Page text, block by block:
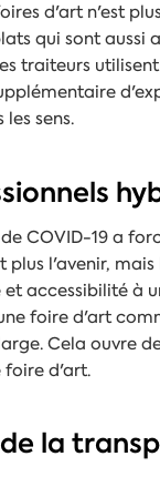
d'art n'est
qui sont aussi
traiteurs
sens.
COVID-19 a
plus l'avenir,
accessibilité à
foire d'art
Cela ouvre
foire d'art.
la